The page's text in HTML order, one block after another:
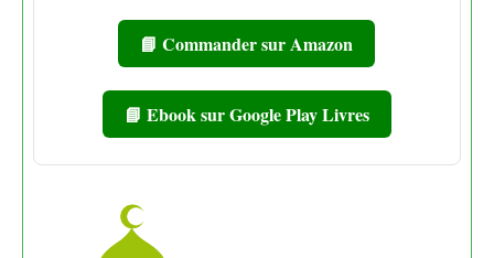
📘 Commander sur Amazon
📘 Ebook sur Google Play Livres